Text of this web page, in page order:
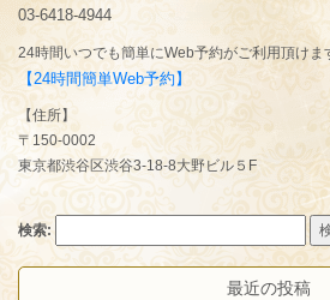
03-6418-4944
24時間いつでも簡単にWeb予約がご利用頂けま
【24時間簡単Web予約】
【住所】
〒150-0002
東京都渋谷区渋谷3-18-8大野ビル５F
検索:
最近の投稿